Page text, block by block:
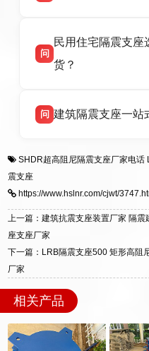
货，厂家电话：
号北方工业基地。
高新区北方工业基
支座源头工厂，生
问
民用住宅隔震支座
货？
适用于民用住宅隔
震支座，电话：
问 建筑隔震支座一站
一站式供货厂家，
质、检测报告完备
装指导全套服务，
SHDR超高阻尼隔震支座厂家电话
震支座
https://www.hslnr.com/cjwt/
上一篇：建筑抗震支座装置厂家 隔
座支座厂家
下一篇：LRB隔震支座500 矩形高阻
厂家
相关产品